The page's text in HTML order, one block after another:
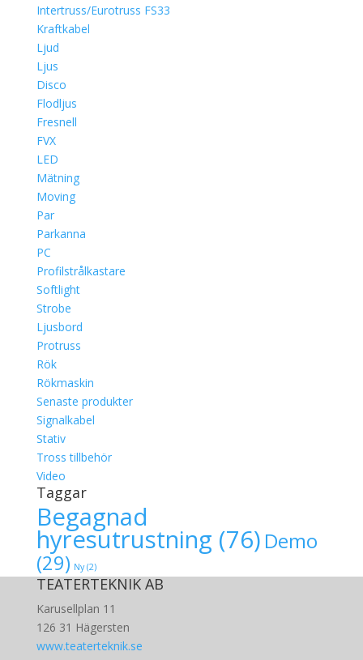
Intertruss/Eurotruss FS33
Kraftkabel
Ljud
Ljus
Disco
Flodljus
Fresnell
FVX
LED
Mätning
Moving
Par
Parkanna
PC
Profilstrålkastare
Softlight
Strobe
Ljusbord
Protruss
Rök
Rökmaskin
Senaste produkter
Signalkabel
Stativ
Tross tillbehör
Video
Taggar
Begagnad
hyresutrustning (76) Demo
(29) Ny(2)
TEATERTEKNIK AB
Karusellplan 11
126 31 Hägersten
www.teaterteknik.se